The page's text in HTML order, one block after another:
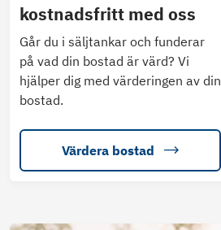
kostnadsfritt med oss
Går du i säljtankar och funderar
på vad din bostad är värd? Vi
hjälper dig med värderingen av din
bostad.
Värdera bostad